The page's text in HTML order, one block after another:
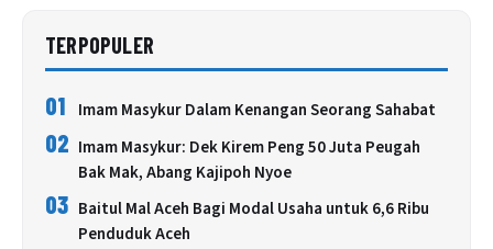
TERPOPULER
01 Imam Masykur Dalam Kenangan Seorang Sahabat
02 Imam Masykur: Dek Kirem Peng 50 Juta Peugah
Bak Mak, Abang Kajipoh Nyoe
03 Baitul Mal Aceh Bagi Modal Usaha untuk 6,6 Ribu
Penduduk Aceh